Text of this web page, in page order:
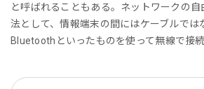
と呼ばれることもある。ネットワークの
法として、情報端末の間にはケーブルでは
Bluetoothといったものを使って無線で接続